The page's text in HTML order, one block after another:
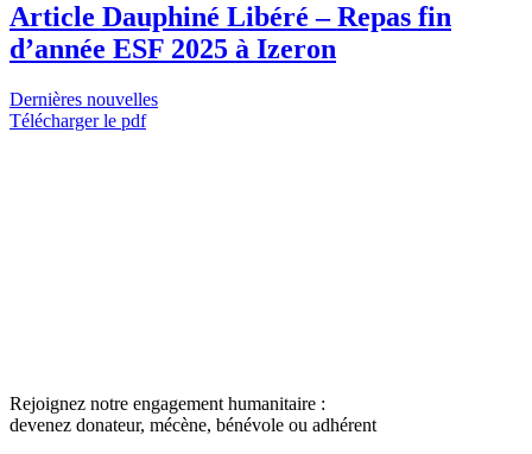
Article Dauphiné Libéré – Repas fin
d’année ESF 2025 à Izeron
Dernières nouvelles
Télécharger le pdf
Rejoignez notre engagement humanitaire :
devenez donateur, mécène, bénévole ou adhérent